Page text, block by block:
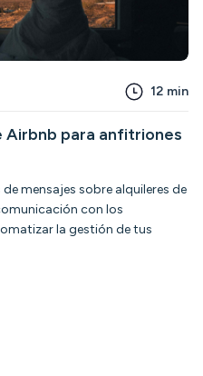
12 min
Airbnb para anfitriones
mensajes sobre alquileres de
con los
la gestión de tus